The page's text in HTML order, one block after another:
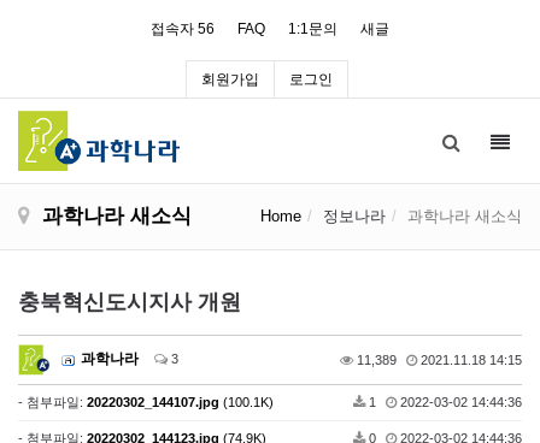
접속자 56 FAQ 1:1문의 새글
회원가입 로그인
과학나라 새소식 Home 정보나라 과학나라 새소식
충북혁신도시지사 개원
과학나라 3 11,389 2021.11.18 14:15
- 첨부파일: 20220302_144107.jpg (100.1K) 1 2022-03-02 14:44:36
- 첨부파일: 20220302_144123.jpg (74.9K) 0 2022-03-02 14:44:36